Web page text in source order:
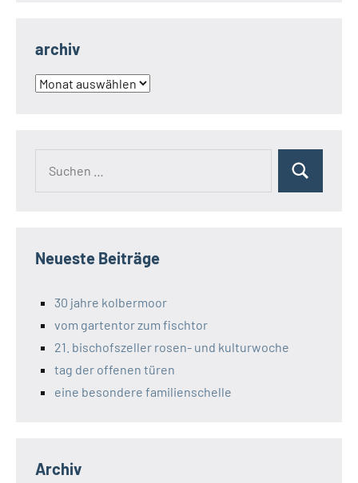
archiv
archiv
Suchen
Neueste Beiträge
30 jahre kolbermoor
vom gartentor zum fischtor
21. bischofszeller rosen- und kulturwoche
tag der offenen türen
eine besondere familienschelle
Archiv